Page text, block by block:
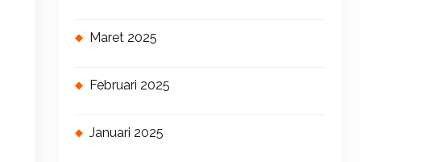
Maret 2025
Februari 2025
Januari 2025